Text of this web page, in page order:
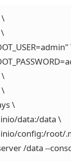
\
\
\
\
data:/data \
config:/root/
/data --